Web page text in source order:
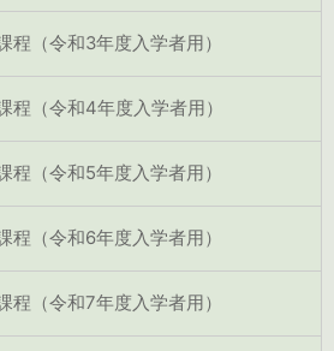
程（令和3年度入学者用）
程（令和4年度入学者用）
程（令和5年度入学者用）
程（令和6年度入学者用）
程（令和7年度入学者用）